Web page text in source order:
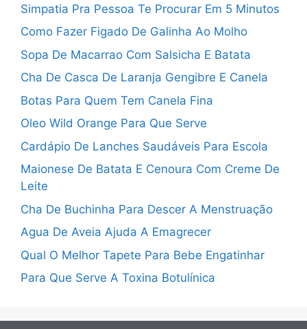
Simpatia Pra Pessoa Te Procurar Em 5 Minutos
Como Fazer Figado De Galinha Ao Molho
Sopa De Macarrao Com Salsicha E Batata
Cha De Casca De Laranja Gengibre E Canela
Botas Para Quem Tem Canela Fina
Oleo Wild Orange Para Que Serve
Cardápio De Lanches Saudáveis Para Escola
Maionese De Batata E Cenoura Com Creme De
Leite
Cha De Buchinha Para Descer A Menstruação
Agua De Aveia Ajuda A Emagrecer
Qual O Melhor Tapete Para Bebe Engatinhar
Para Que Serve A Toxina Botulínica